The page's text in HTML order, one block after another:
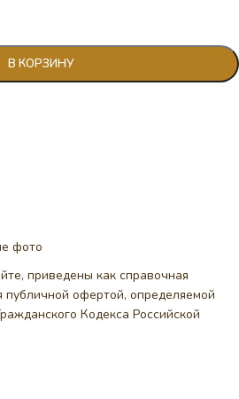
В КОРЗИНУ
фото
приведены как справочная
офертой, определяемой
Кодекса Российской